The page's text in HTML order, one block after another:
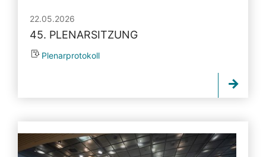
22.05.2026
45. PLENARSITZUNG
Plenarprotokoll